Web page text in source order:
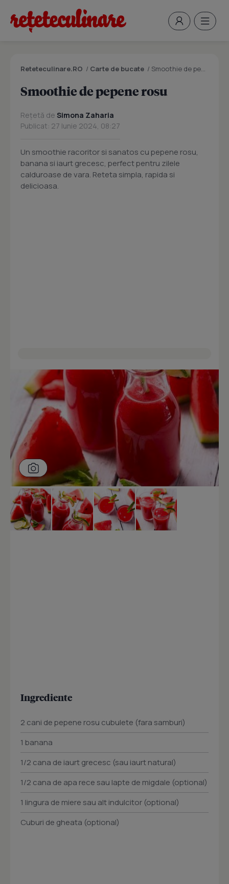
Reteteculinare.RO / Carte de bucate / Smoothie de pepene rosu
Smoothie de pepene rosu
Rețetă de Simona Zaharia
Publicat: 27 Iunie 2024, 08:27
Un smoothie racoritor si sanatos cu pepene rosu,
banana si iaurt grecesc, perfect pentru zilele
calduroase de vara. Reteta simpla, rapida si
delicioasa.
Ingrediente
2 cani de pepene rosu cubulete (fara samburi)
1 banana
1/2 cana de iaurt grecesc (sau iaurt natural)
1/2 cana de apa rece sau lapte de migdale (optional)
1 lingura de miere sau alt indulcitor (optional)
Cuburi de gheata (optional)